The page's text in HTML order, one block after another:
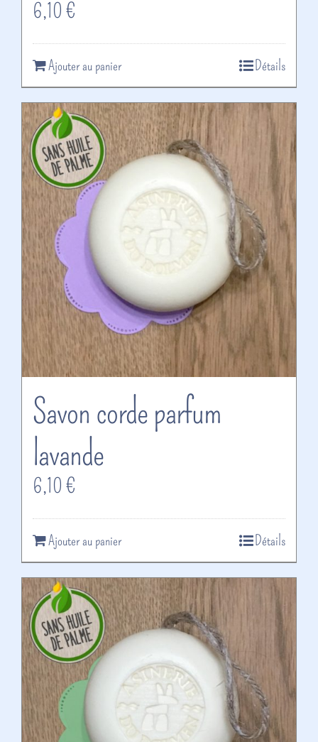
6,10 €
Ajouter au panier Détails
Savon corde parfum
lavande
6,10 €
Ajouter au panier Détails